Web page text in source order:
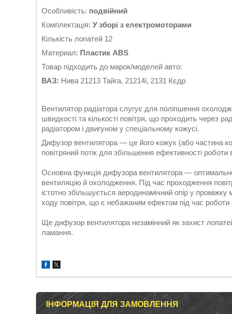
Особливість: подвійний
Комплектація: У зборі з електромоторами
Кількість лопатей 12
Материал: Пластик ABS
Товар підходить до марок/моделей авто:
ВАЗ: Нива 21213 Тайга, 21214i, 2131 Кєдр
Вентилятор радіатора слугує для поліпшення
швидкості та кількості повітря, що проходить через
радіатором і двигуном у спеціальному кожусі.
Дифузор вентилятора — це його кожух (або частина
повітряний потік для збільшення ефективності
Основна функція дифузора вентилятора —
вентиляцію й охолодження. Під час проходження
істотно збільшується аеродинамічний опір у
ходу повітря, що є небажаним ефектом під час роботи
Ще дифузор вентилятора незамінний як захист
ламання.
ІНФОРМАЦІЯ ДЛЯ ЗАМОВЛЕННЯ